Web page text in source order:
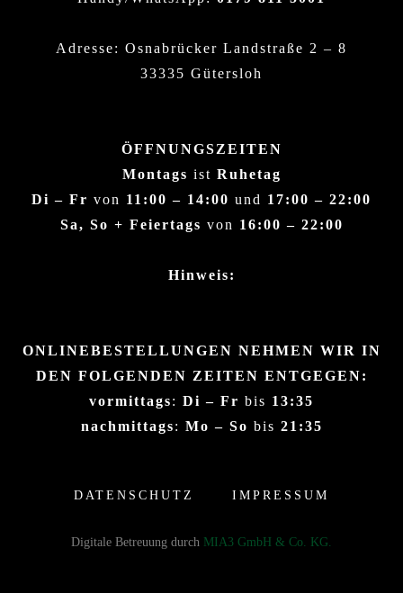
Adresse: Osnabrücker Landstraße 2 – 8
33335 Gütersloh
ÖFFNUNGSZEITEN
Montags ist Ruhetag
Di – Fr von 11:00 – 14:00 und 17:00 – 22:00
Sa, So + Feiertags von 16:00 – 22:00
Hinweis:
ONLINEBESTELLUNGEN NEHMEN WIR IN
DEN FOLGENDEN ZEITEN ENTGEGEN:
vormittags: Di – Fr bis 13:35
nachmittags: Mo – So bis 21:35
DATENSCHUTZ IMPRESSUM
Digitale Betreuung durch MIA3 GmbH & Co. KG.